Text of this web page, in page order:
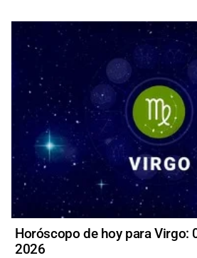
Horóscopo de hoy para Virgo:
2026